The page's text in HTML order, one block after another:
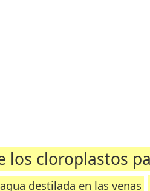
los cloroplastos
destilada en las venas